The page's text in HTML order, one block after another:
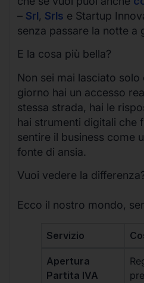
– Srl, Srls e Startup
senza passare la notte a
E la cosa più bella?
Non sei mai lasciato
giorno hai un accesso
stessa strada, hai le
hai strumenti digitali che
sentire il business come
fonte di ansia.
Vuoi vedere la
Ecco il nostro mondo,
Servizio
Apertura
Partita IVA